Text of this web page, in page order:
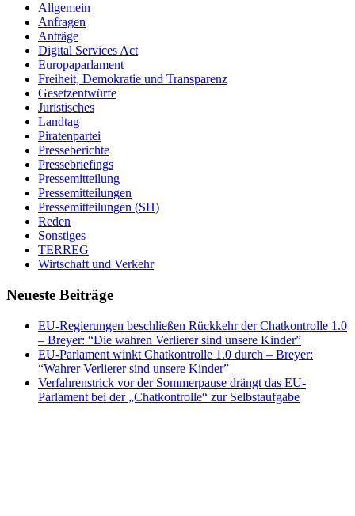
Allgemein
Anfragen
Anträge
Digital Services Act
Europaparlament
Freiheit, Demokratie und Transparenz
Gesetzentwürfe
Juristisches
Landtag
Piratenpartei
Presseberichte
Pressebriefings
Pressemitteilung
Pressemitteilungen
Pressemitteilungen (SH)
Reden
Sonstiges
TERREG
Wirtschaft und Verkehr
Neueste Beiträge
EU-Regierungen beschließen Rückkehr der Chatkontrolle 1.0
– Breyer: “Die wahren Verlierer sind unsere Kinder”
EU-Parlament winkt Chatkontrolle 1.0 durch – Breyer:
“Wahrer Verlierer sind unsere Kinder”
Verfahrenstrick vor der Sommerpause drängt das EU-
Parlament bei der „Chatkontrolle“ zur Selbstaufgabe